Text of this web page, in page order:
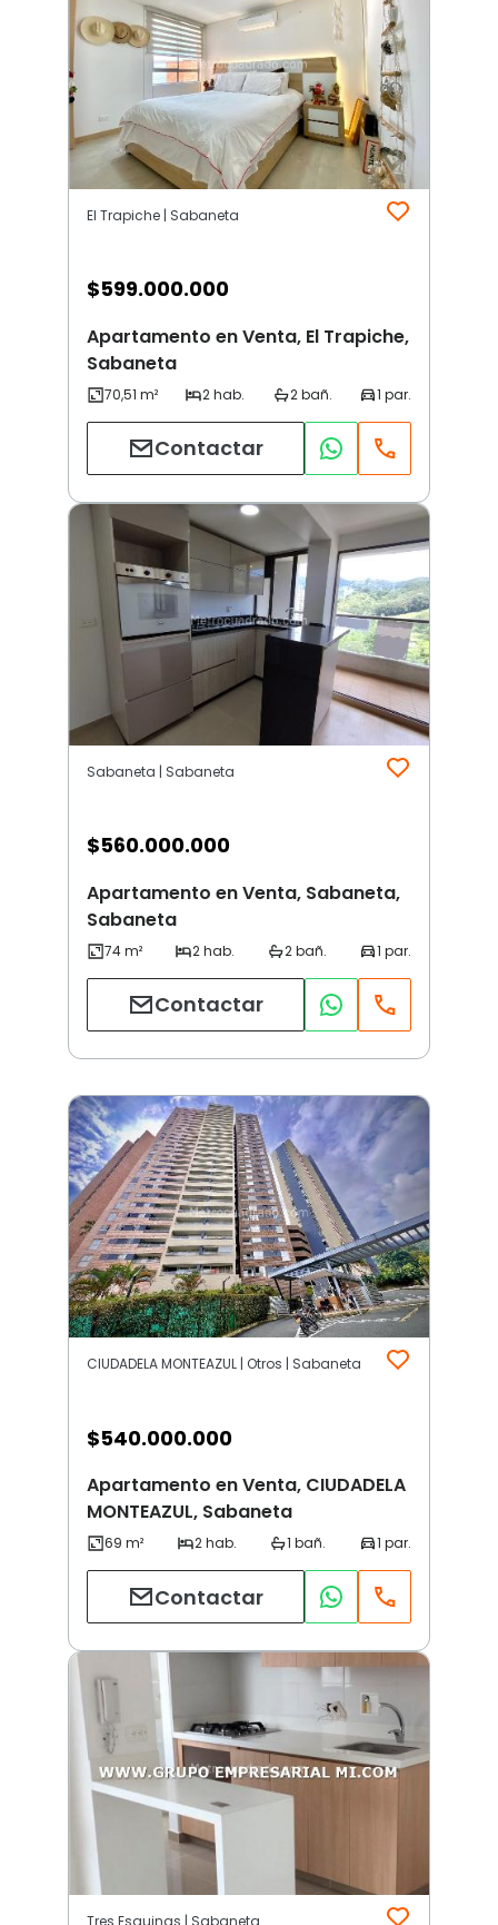
El Trapiche | Sabaneta
$599.000.000
Apartamento en Venta, El Trapiche,
Sabaneta
Contactar
Sabaneta | Sabaneta
$560.000.000
Apartamento en Venta, Sabaneta,
Sabaneta
Contactar
CIUDADELA MONTEAZUL | Otros | Sabaneta
$540.000.000
Apartamento en Venta, CIUDADELA
MONTEAZUL, Sabaneta
Contactar
Tres Esquinas | Sabaneta